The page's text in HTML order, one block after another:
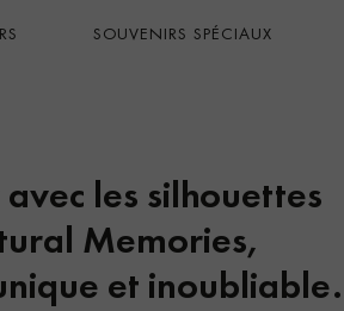
SOUVENIRS SPÉCIAUX
les silhouettes
Memories,
et inoubliable.